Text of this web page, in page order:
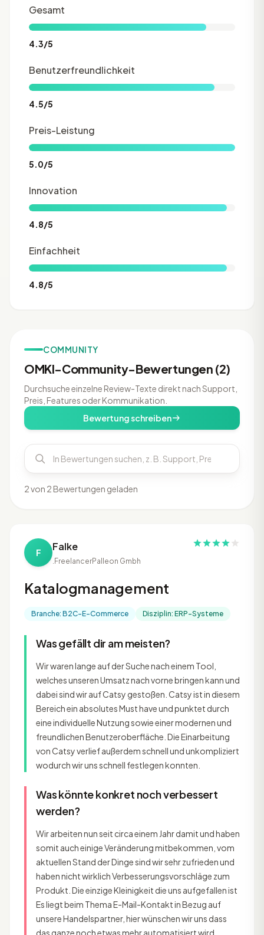
Gesamt
4.3/5
Benutzerfreundlichkeit
4.5/5
Preis-Leistung
5.0/5
Innovation
4.8/5
Einfachheit
4.8/5
COMMUNITY
OMKI-Community-Bewertungen (2)
Durchsuche einzelne Review-Texte direkt nach Support,
Preis, Features oder Kommunikation.
Bewertung schreiben
2 von 2 Bewertungen geladen
F Falke
.FreelancerPalleon Gmbh
Katalogmanagement
Branche: B2C-E-Commerce Disziplin: ERP-Systeme
Was gefällt dir am meisten?
Wir waren lange auf der Suche nach einem Tool,
welches unseren Umsatz nach vorne bringen kann und
dabei sind wir auf Catsy gestoßen. Catsy ist in diesem
Bereich ein absolutes Must have und punktet durch
eine individuelle Nutzung sowie einer modernen und
freundlichen Benutzeroberfläche. Die Einarbeitung
von Catsy verlief außerdem schnell und unkompliziert
wodurch wir uns schnell festlegen konnten.
Was könnte konkret noch verbessert
werden?
Wir arbeiten nun seit circa einem Jahr damit und haben
somit auch einige Veränderung mitbekommen, vom
aktuellen Stand der Dinge sind wir sehr zufrieden und
haben nicht wirklich Verbesserungsvorschläge zum
Produkt. Die einzige Kleinigkeit die uns aufgefallen ist
Es liegt beim Thema E-Mail-Kontakt in Bezug auf
unsere Handelspartner, hier wünschen wir uns dass
das ganze noch etwas mehr automatisiert wird.